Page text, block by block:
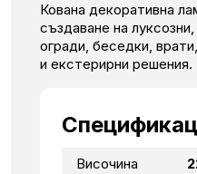
Кована декоративна
създаване на
огради, беседки,
и екстерирни решения.
Височина